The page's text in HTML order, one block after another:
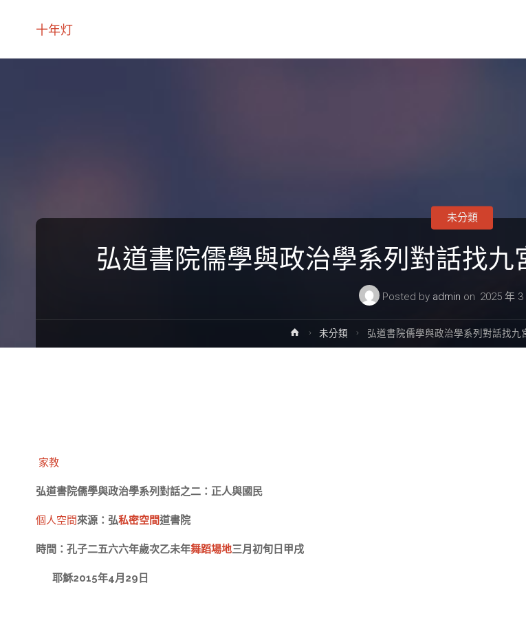
十年灯
弘道書院儒學與政治學系列對話找
Posted by admin on 2025 年 3
未分類
Home未分類 弘道書院儒學與政治學系列對話找九
家教
弘道書院儒學與政治學系列對話之二：正人與國民
個人空間來源：弘私密空間道書院
時間：孔子二五六六年歲次乙未年舞蹈場地三月初旬日甲戌
耶穌2015年4月29日